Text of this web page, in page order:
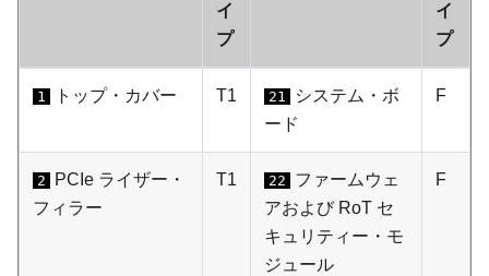
イ
プ
イ
プ
1 トップ・カバー T1 21
システム・ボ
ード
F
2
PCIe ライザー・
フィラー
T1 22
ファームウェ
アおよび RoT セ
キュリティー・モ
ジュール
F